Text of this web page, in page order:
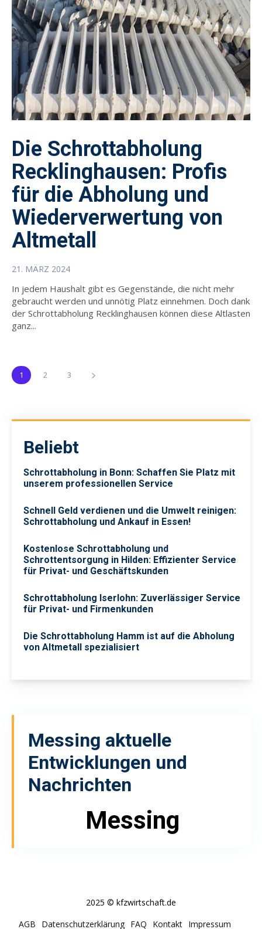
Die Schrottabholung
Recklinghausen: Profis
für die Abholung und
Wiederverwertung von
Altmetall
21. MÄRZ 2024
In jedem Haushalt gibt es Gegenstände, die nicht mehr
gebraucht werden und unnötig Platz einnehmen. Doch dank
der Schrottabholung Recklinghausen können diese Altlasten
ganz...
1 2 3
Beliebt
Schrottabholung in Bonn: Schaffen Sie Platz mit
unserem professionellen Service
Schnell Geld verdienen und die Umwelt reinigen:
Schrottabholung und Ankauf in Essen!
Kostenlose Schrottabholung und
Schrottentsorgung in Hilden: Effizienter Service
für Privat- und Geschäftskunden
Schrottabholung Iserlohn: Zuverlässiger Service
für Privat- und Firmenkunden
Die Schrottabholung Hamm ist auf die Abholung
von Altmetall spezialisiert
Messing aktuelle
Entwicklungen und
Nachrichten
Messing
2025 © kfzwirtschaft.de
AGB
Datenschutzerklärung FAQ Kontakt Impressum